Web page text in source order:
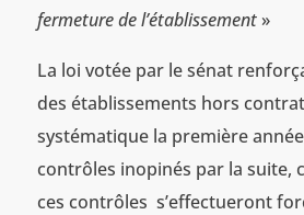
fermeture de l’établissement»
La loi votée par le sénat
des établissements hors
systématique la première
contrôles inopinés par la suite,
ces contrôles s’effectueront